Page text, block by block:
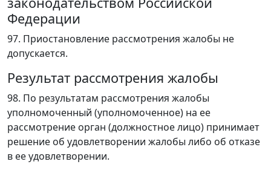
Федерации
97. Приостановление рассмотрения жалобы не
допускается.
Результат рассмотрения жалобы
98. По результатам рассмотрения жалобы
уполномоченный (уполномоченное) на ее
рассмотрение орган (должностное лицо) принимает
решение об удовлетворении жалобы либо об отказе
в ее удовлетворении.